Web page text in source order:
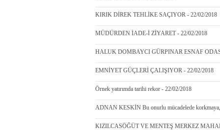
KIRIK DİREK TEHLİKE SAÇIYOR - 22/02/2018
MÜDÜRDEN İADE-İ ZİYARET - 22/02/2018
HALUK DOMBAYCI GÜRPINAR ESNAF
EMNİYET GÜÇLERİ ÇALIŞIYOR - 22/02/2018
Örnek yatırımda tarihi rekor - 22/02/2018
ADNAN KESKİN Bu onurlu mücadelede
KIZILCASÖĞÜT VE MENTEŞ MERKEZ